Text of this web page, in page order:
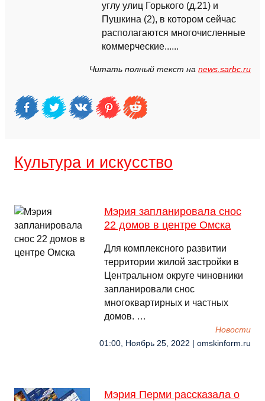
углу улиц Горького (д.21) и
Пушкина (2), в котором сейчас
располагаются многочисленные
коммерческие......
Читать полный текст на news.sarbc.ru
Культура и искусство
Мэрия запланировала снос
22 домов в центре Омска
Для комплексного развитии
территории жилой застройки в
Центральном округе чиновники
запланировали снос
многоквартирных и частных
домов. …
Новости
01:00, Ноябрь 25, 2022 | omskinform.ru
Мэрия Перми рассказала о